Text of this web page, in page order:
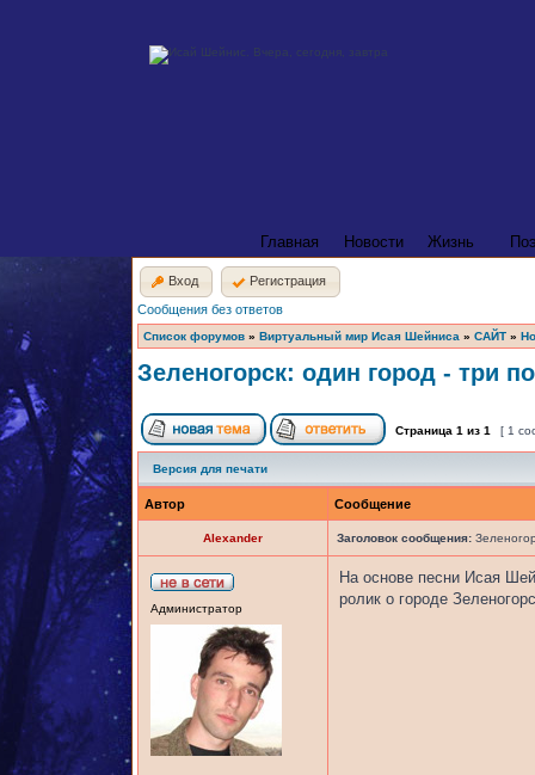
Главная Новости Жизнь
Вход
Регистрация
Сообщения без ответов
Список форумов » Виртуальный мир Исая Шейниса » САЙТ »
Зеленогорск: один город - три
Страница 1 из 1 [ 1
Версия для печати
Автор Сообщение
Alexander Заголовок сообщения:
Администратор
На основе песни Исая
ролик о городе